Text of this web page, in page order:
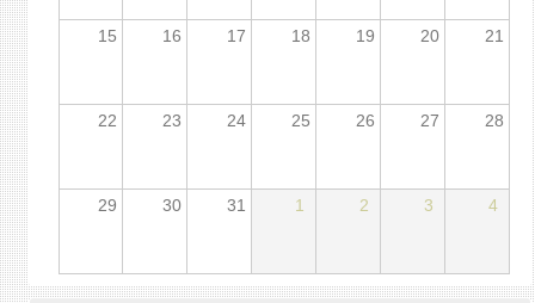
15 16 17 18 19 20 21
22 23 24 25 26 27 28
29 30 31 1 2 3 4